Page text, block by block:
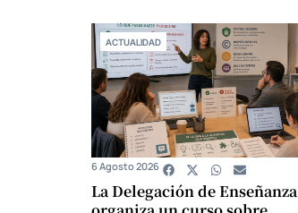
ACTUALIDAD
La Delegación de Enseñanza
6 Agosto 2026